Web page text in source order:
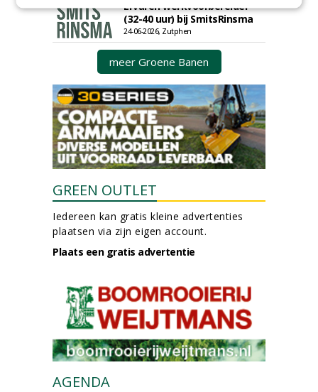
Ervaren werkvoorbereider
(32-40 uur) bij SmitsRinsma
24-06-2026, Zutphen
meer Groene Banen
GREEN OUTLET
Iedereen kan gratis kleine advertenties
plaatsen via zijn eigen account.
Plaats een gratis advertentie
AGENDA